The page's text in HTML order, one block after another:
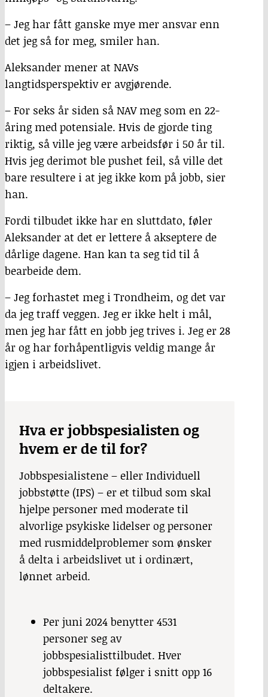
– Jeg har fått ganske mye mer ansvar enn
det jeg så for meg, smiler han.
Aleksander mener at NAVs
langtidsperspektiv er avgjørende.
– For seks år siden så NAV meg som en 22-
åring med potensiale. Hvis de gjorde ting
riktig, så ville jeg være arbeidsfør i 50 år til.
Hvis jeg derimot ble pushet feil, så ville det
bare resultere i at jeg ikke kom på jobb, sier
han.
Fordi tilbudet ikke har en sluttdato, føler
Aleksander at det er lettere å akseptere de
dårlige dagene. Han kan ta seg tid til å
bearbeide dem.
– Jeg forhastet meg i Trondheim, og det var
da jeg traff veggen. Jeg er ikke helt i mål,
men jeg har fått en jobb jeg trives i. Jeg er 28
år og har forhåpentligvis veldig mange år
igjen i arbeidslivet.
Hva er jobbspesialisten og
hvem er de til for?
Jobbspesialistene – eller Individuell
jobbstøtte (IPS) – er et tilbud som skal
hjelpe personer med moderate til
alvorlige psykiske lidelser og personer
med rusmiddelproblemer som ønsker
å delta i arbeidslivet ut i ordinært,
lønnet arbeid.
Per juni 2024 benytter 4531
personer seg av
jobbspesialisttilbudet. Hver
jobbspesialist følger i snitt opp 16
deltakere.